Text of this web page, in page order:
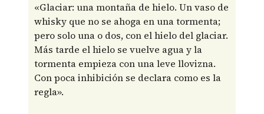
«Glaciar: una montaña de hielo. Un vaso de
whisky que no se ahoga en una tormenta;
pero solo una o dos, con el hielo del glaciar.
Más tarde el hielo se vuelve agua y la
tormenta empieza con una leve llovizna.
Con poca inhibición se declara como es la
regla».